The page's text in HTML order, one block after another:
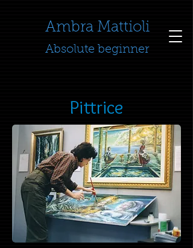
​​​​​​​Ambra Mattioli
Absolute beginner
Pittrice